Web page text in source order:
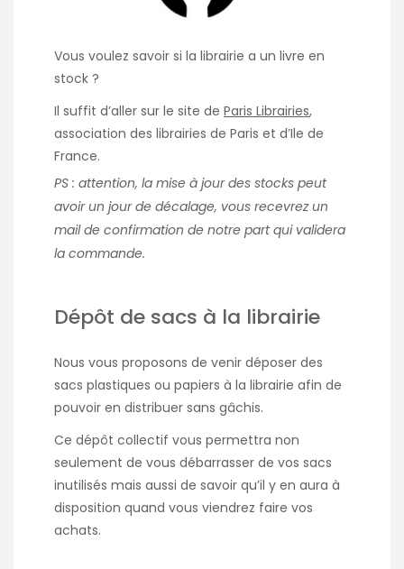
Vous voulez savoir si la librairie a un livre en
stock ?
Il suffit d’aller sur le site de Paris Librairies,
association des librairies de Paris et d’Ile de
France.
PS : attention, la mise à jour des stocks peut
avoir un jour de décalage, vous recevrez un
mail de confirmation de notre part qui validera
la commande.
Dépôt de sacs à la librairie
Nous vous proposons de venir déposer des
sacs plastiques ou papiers à la librairie afin de
pouvoir en distribuer sans gâchis.
Ce dépôt collectif vous permettra non
seulement de vous débarrasser de vos sacs
inutilisés mais aussi de savoir qu’il y en aura à
disposition quand vous viendrez faire vos
achats.